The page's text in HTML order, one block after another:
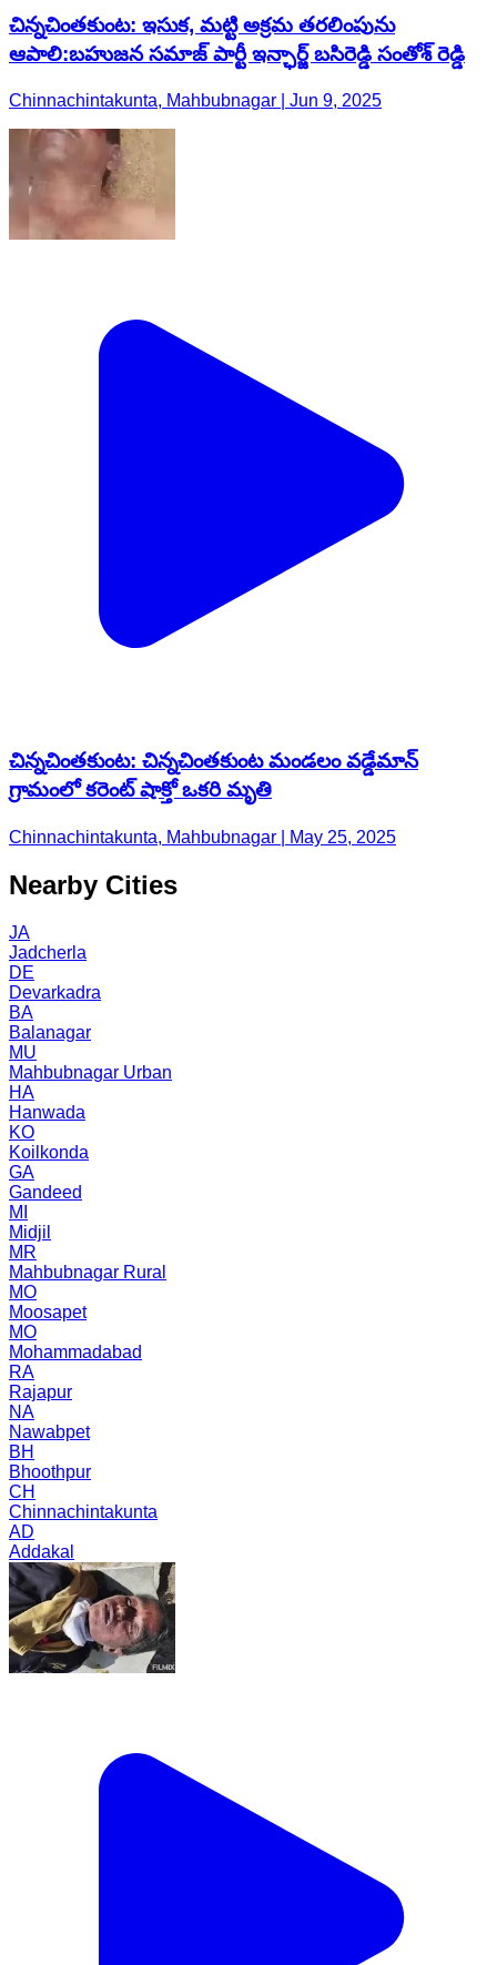
చిన్నచింతకుంట: ఇసుక, మట్టి అక్రమ తరలింపును
ఆపాలి:బహుజన సమాజ్ పార్టీ ఇన్ఛార్జ్ బసిరెడ్డి సంతోశ్ రెడ్డి
Chinnachintakunta, Mahbubnagar | Jun 9, 2025
చిన్నచింతకుంట: చిన్నచింతకుంట మండలం వడ్డేమాన్
గ్రామంలో కరెంట్ షాక్తో ఒకరి మృతి
Chinnachintakunta, Mahbubnagar | May 25, 2025
Nearby Cities
JA
Jadcherla
DE
Devarkadra
BA
Balanagar
MU
Mahbubnagar Urban
HA
Hanwada
KO
Koilkonda
GA
Gandeed
MI
Midjil
MR
Mahbubnagar Rural
MO
Moosapet
MO
Mohammadabad
RA
Rajapur
NA
Nawabpet
BH
Bhoothpur
CH
Chinnachintakunta
AD
Addakal